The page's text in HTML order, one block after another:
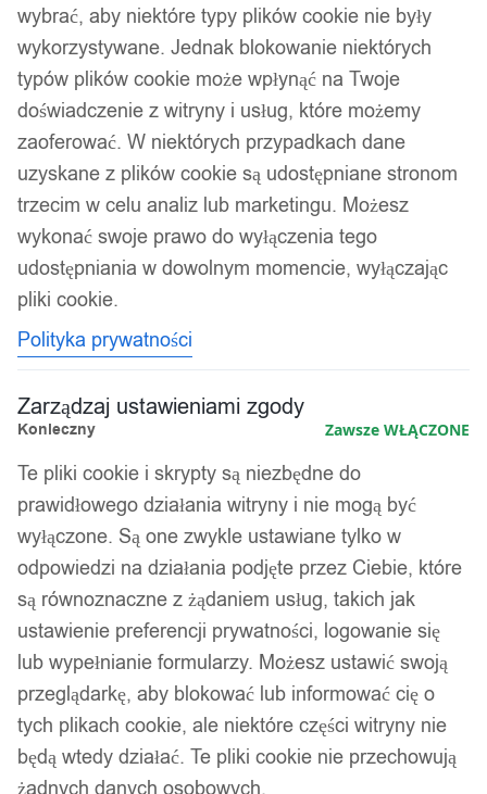
wybrać, aby niektóre typy plików cookie nie były
wykorzystywane. Jednak blokowanie niektórych
typów plików cookie może wpłynąć na Twoje
doświadczenie z witryny i usług, które możemy
zaoferować. W niektórych przypadkach dane
uzyskane z plików cookie są udostępniane stronom
trzecim w celu analiz lub marketingu. Możesz
wykonać swoje prawo do wyłączenia tego
udostępniania w dowolnym momencie, wyłączając
pliki cookie.
Polityka prywatności
Zarządzaj ustawieniami zgody
Konieczny Zawsze WŁĄCZONE
Te pliki cookie i skrypty są niezbędne do
prawidłowego działania witryny i nie mogą być
wyłączone. Są one zwykle ustawiane tylko w
odpowiedzi na działania podjęte przez Ciebie, które
są równoznaczne z żądaniem usług, takich jak
ustawienie preferencji prywatności, logowanie się
lub wypełnianie formularzy. Możesz ustawić swoją
przeglądarkę, aby blokować lub informować cię o
tych plikach cookie, ale niektóre części witryny nie
będą wtedy działać. Te pliki cookie nie przechowują